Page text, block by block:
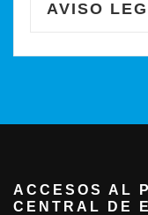
AVISO
ACCESOS AL
CENTRAL DE